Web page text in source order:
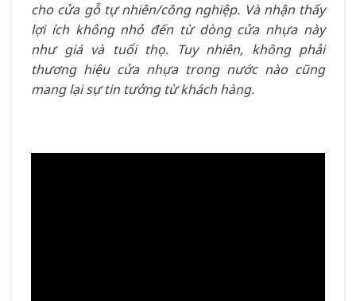
cho cửa gỗ tự nhiên/công nghiệp. Và nhận thấy
lợi ích không nhỏ đến từ dòng cửa nhựa này
như giá và tuổi thọ. Tuy nhiên, không phải
thương hiệu cửa nhựa trong nước nào cũng
mang lại sự tin tưởng từ khách hàng.